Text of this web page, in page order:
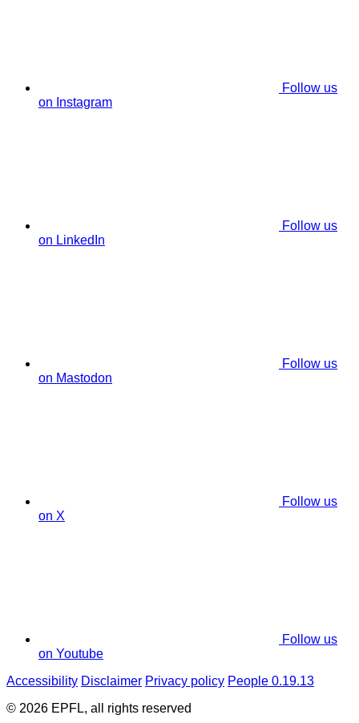
Follow us
on Instagram
Follow us
on LinkedIn
Follow us
on Mastodon
Follow us
on X
Follow us
on Youtube
Accessibility Disclaimer Privacy policy People 0.19.13
© 2026 EPFL, all rights reserved